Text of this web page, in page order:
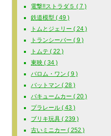
電撃!!ストラダ５ ( 7 )
鉄道模型 ( 49 )
トムとジェリー ( 24 )
トランシーバー ( 9 )
トムテ ( 22 )
東映 ( 34 )
バロム・ワン ( 9 )
バットマン ( 28 )
バキュームカー ( 20 )
プラレール ( 43 )
ブリキ玩具 ( 239 )
古いミニカー ( 252 )